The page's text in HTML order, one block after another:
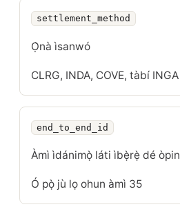
settlement_method
Ọ̀nà ìsanwó
CLRG, INDA, COVE, tàbí INGA
end_to_end_id
Àmì ìdánimọ̀ láti ìbẹ̀rẹ̀ dé òpin
Ó pọ̀ jù lọ ohun àmì 35